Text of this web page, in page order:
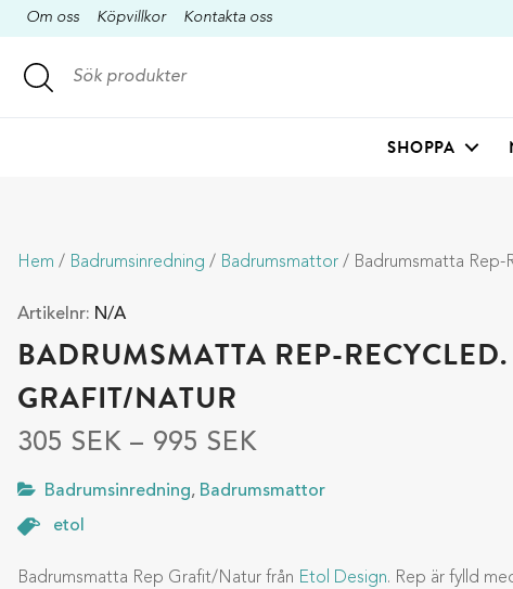
Om oss Köpvillkor Kontakta oss
SHOPPA
Hem / Badrumsinredning / Badrumsmattor / Badrumsmatta Rep-
Artikelnr: N/A
BADRUMSMATTA REP-RECYCLED.
GRAFIT/NATUR
305 SEK – 995 SEK
Badrumsinredning, Badrumsmattor
etol
Badrumsmatta Rep Grafit/Natur från Etol Design. Rep är fylld